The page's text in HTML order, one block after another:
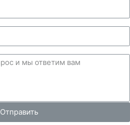
Отправить